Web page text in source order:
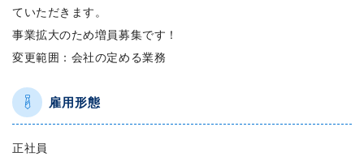
ていただきます。
事業拡大のため増員募集です！
変更範囲：会社の定める業務
雇用形態
正社員